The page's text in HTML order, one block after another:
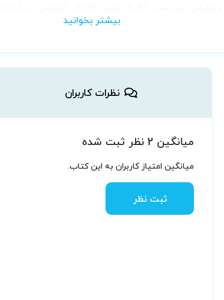
تصاویر شماتیک و مناسب پرداخته است.
بی نیاز می‌کند تغییر مهم دیگری که انجام شده
می‌باشد.
نظرات کاربران
میانگین 2 نظر ثبت شده
میانگین امتیاز کاربران به این کتاب.
ثبت نظر